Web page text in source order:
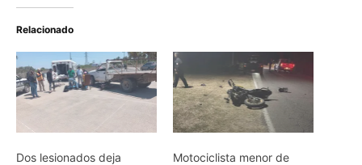
Relacionado
Dos lesionados deja
Motociclista menor de